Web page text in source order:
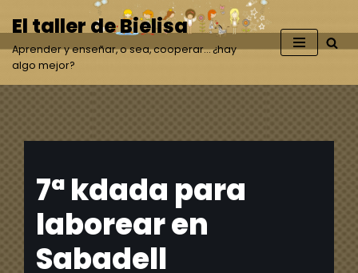
Saltar
al
contenido
El taller de Bielisa
Aprender y enseñar, o sea, cooperar… ¿hay
algo mejor?
7ª kdada para
laborear en
Sabadell